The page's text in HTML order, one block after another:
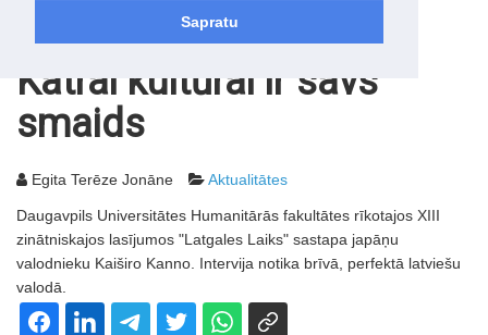
Sapratu
Katrai kultūrai ir savs
smaids
Egita Terēze Jonāne Aktualitātes
Daugavpils Universitātes Humanitārās fakultātes rīkotajos XIII
zinātniskajos lasījumos "Latgales Laiks" sastapa japāņu
valodnieku Kaiširo Kanno. Intervija notika brīvā, perfektā latviešu
valodā.